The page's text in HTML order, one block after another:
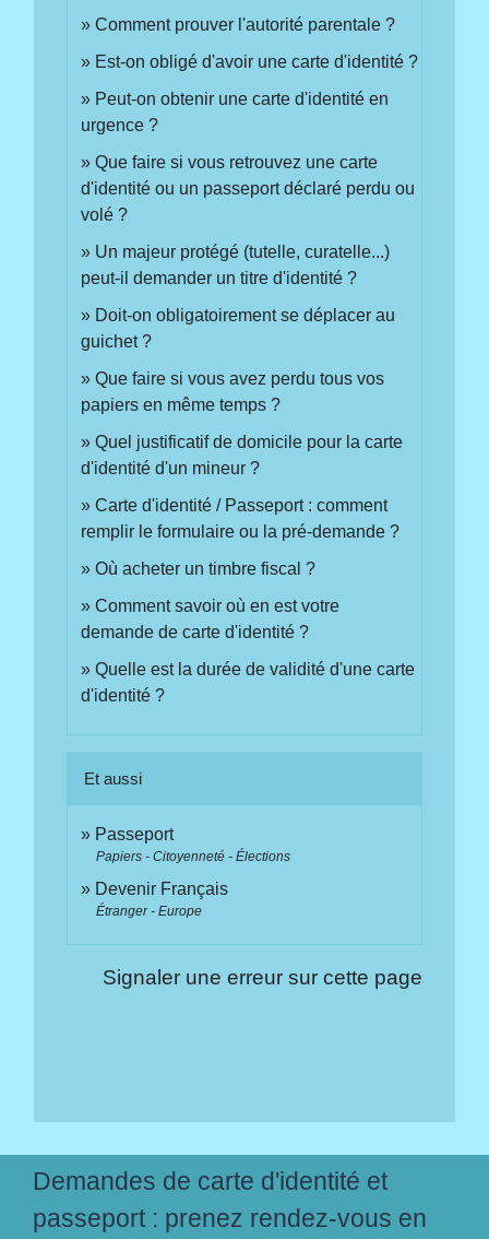
Comment prouver l'autorité parentale ?
Est-on obligé d'avoir une carte d'identité ?
Peut-on obtenir une carte d'identité en
urgence ?
Que faire si vous retrouvez une carte
d'identité ou un passeport déclaré perdu ou
volé ?
Un majeur protégé (tutelle, curatelle...)
peut-il demander un titre d'identité ?
Doit-on obligatoirement se déplacer au
guichet ?
Que faire si vous avez perdu tous vos
papiers en même temps ?
Quel justificatif de domicile pour la carte
d'identité d'un mineur ?
Carte d'identité / Passeport : comment
remplir le formulaire ou la pré-demande ?
Où acheter un timbre fiscal ?
Comment savoir où en est votre
demande de carte d'identité ?
Quelle est la durée de validité d'une carte
d'identité ?
Et aussi
Passeport
Papiers - Citoyenneté - Élections
Devenir Français
Étranger - Europe
Signaler une erreur sur cette page
Demandes de carte d'identité et
passeport : prenez rendez-vous en